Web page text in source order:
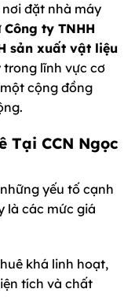
đặt nhà máy
Công ty TNHH
sản xuất vật liệu
trong lĩnh vực cơ
cộng đồng
Tại CCN Ngọc
yếu tố cạnh
là các mức giá
khá linh hoạt,
tích và chất